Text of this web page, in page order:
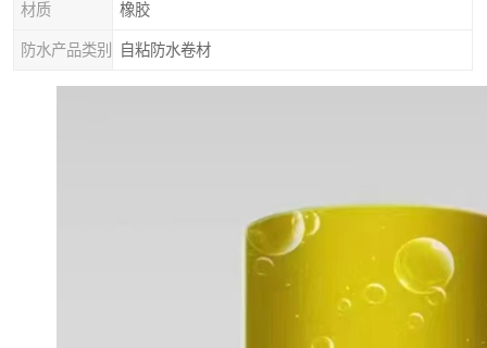
材质 橡胶
防水产品类别 自粘防水卷材